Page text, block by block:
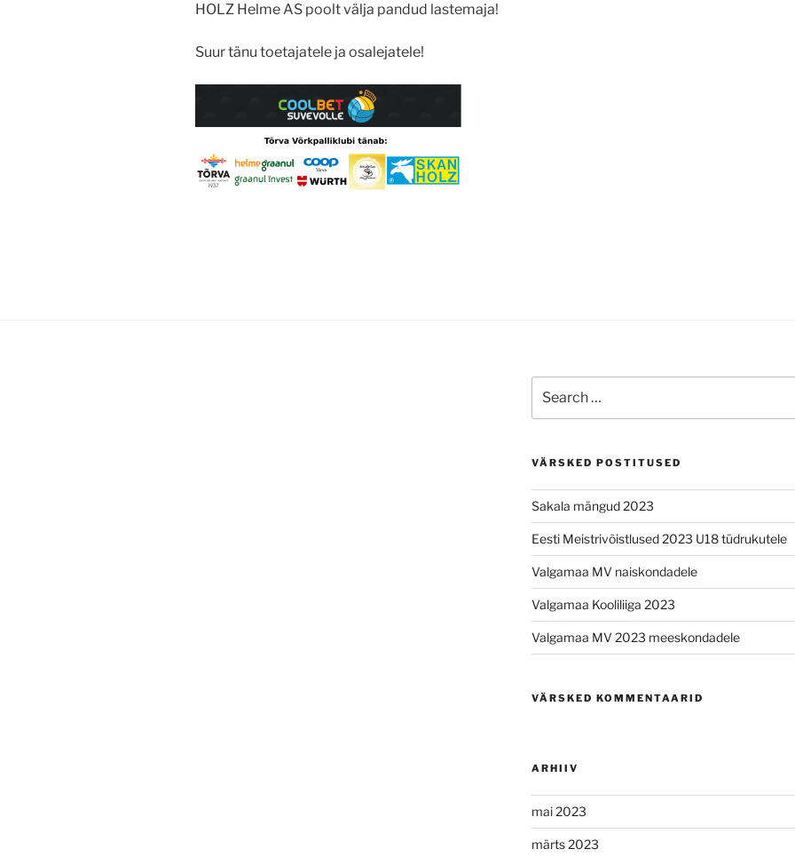
HOLZ Helme AS poolt välja pandud lastemaja!
Suur tänu toetajatele ja osalejatele!
for:
VÄRSKED POSTITUSED
Sakala mängud 2023
Eesti Meistrivõistlused 2023 U18 tüdrukutele
Valgamaa MV naiskondadele
Valgamaa Kooliliiga 2023
Valgamaa MV 2023 meeskondadele
VÄRSKED KOMMENTAARID
ARHIIV
mai 2023
märts 2023